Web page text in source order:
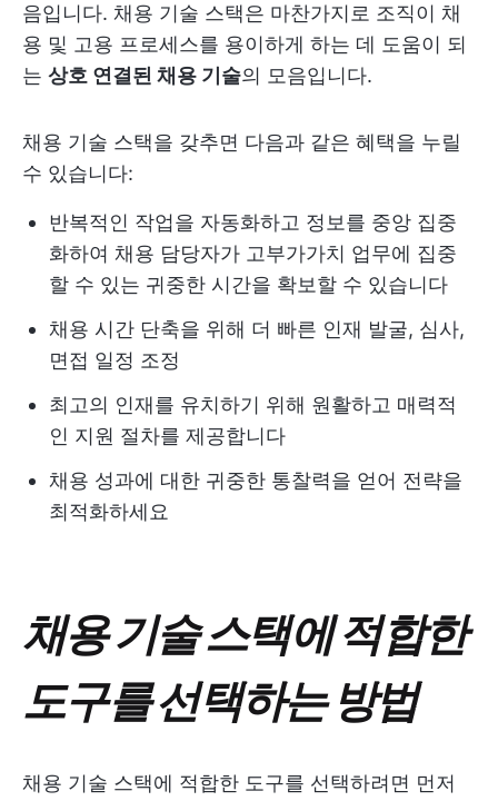
음입니다. 채용 기술 스택은 마찬가지로 조직이 채
용 및 고용 프로세스를 용이하게 하는 데 도움이 되
는 상호 연결된 채용 기술의 모음입니다.
채용 기술 스택을 갖추면 다음과 같은 혜택을 누릴
수 있습니다:
반복적인 작업을 자동화하고 정보를 중앙 집중
화하여 채용 담당자가 고부가가치 업무에 집중
할 수 있는 귀중한 시간을 확보할 수 있습니다
채용 시간 단축을 위해 더 빠른 인재 발굴, 심사,
면접 일정 조정
최고의 인재를 유치하기 위해 원활하고 매력적
인 지원 절차를 제공합니다
채용 성과에 대한 귀중한 통찰력을 얻어 전략을
최적화하세요
채용 기술 스택에 적합한
도구를 선택하는 방법
채용 기술 스택에 적합한 도구를 선택하려면 먼저